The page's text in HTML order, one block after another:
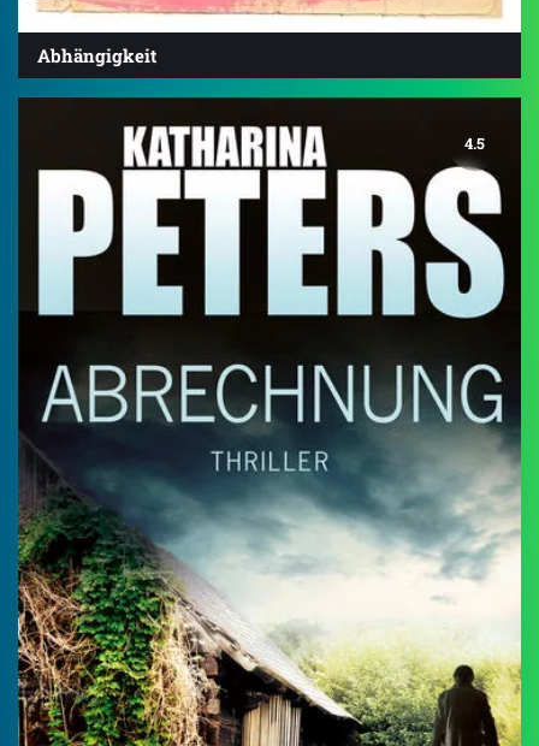
Abhängigkeit
4.5